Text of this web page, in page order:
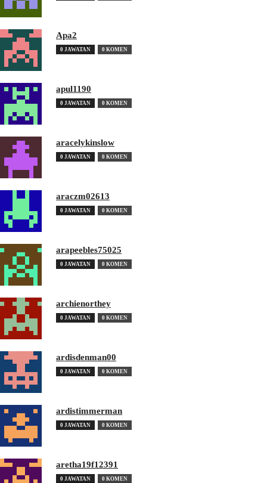
Apa2
0 JAWATAN 0 KOMEN
apul1190
0 JAWATAN 0 KOMEN
aracelykinslow
0 JAWATAN 0 KOMEN
araczm02613
0 JAWATAN 0 KOMEN
arapeebles75025
0 JAWATAN 0 KOMEN
archienorthey
0 JAWATAN 0 KOMEN
ardisdenman00
0 JAWATAN 0 KOMEN
ardistimmerman
0 JAWATAN 0 KOMEN
aretha19f12391
0 JAWATAN 0 KOMEN